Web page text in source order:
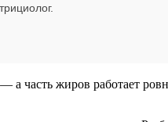
часть жиров работает